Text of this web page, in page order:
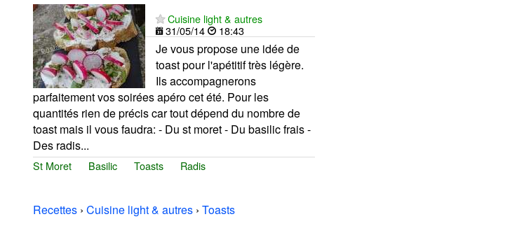
Cuisine light & autres
31/05/14
18:43
Je vous propose une idée de
toast pour l'apétitif très légère.
Ils accompagnerons
parfaitement vos soirées apéro cet été. Pour les
quantités rien de précis car tout dépend du nombre de
toast mais il vous faudra: - Du st moret - Du basilic frais -
Des radis...
St Moret Basilic Toasts Radis
Recettes › Cuisine light & autres › Toasts